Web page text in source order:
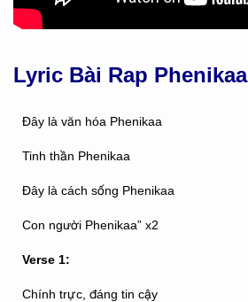
Lyric Bài Rap Phenikaa
Đây là văn hóa Phenikaa
Tinh thần Phenikaa
Đây là cách sống Phenikaa
Con người Phenikaa” x2
Verse 1:
Chính trực, đáng tin cậy